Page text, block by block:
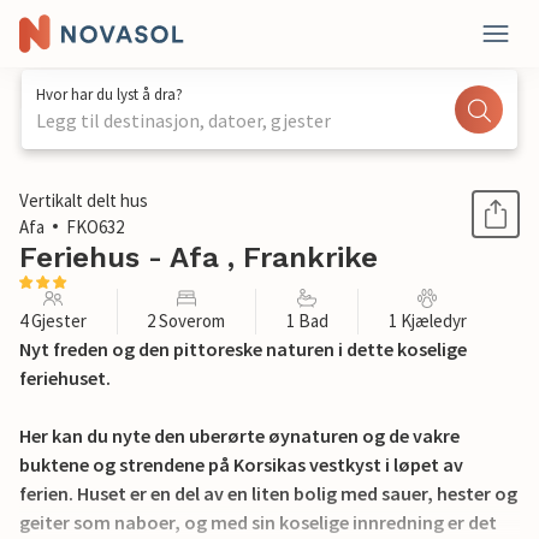
Hvor har du lyst å dra?
Legg til destinasjon, datoer, gjester
1 / 16
Vertikalt delt hus
Afa
FKO632
Feriehus - Afa , Frankrike
4 Gjester 2 Soverom 1 Bad 1 Kjæledyr
Nyt freden og den pittoreske naturen i dette koselige
feriehuset.
Her kan du nyte den uberørte øynaturen og de vakre
buktene og strendene på Korsikas vestkyst i løpet av
ferien. Huset er en del av en liten bolig med sauer, hester og
geiter som naboer, og med sin koselige innredning er det